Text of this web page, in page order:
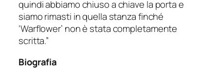
quindi abbiamo chiuso a chiave la porta e
siamo rimasti in quella stanza finché
‘Warflower’ non è stata completamente
scritta.”
Biografia